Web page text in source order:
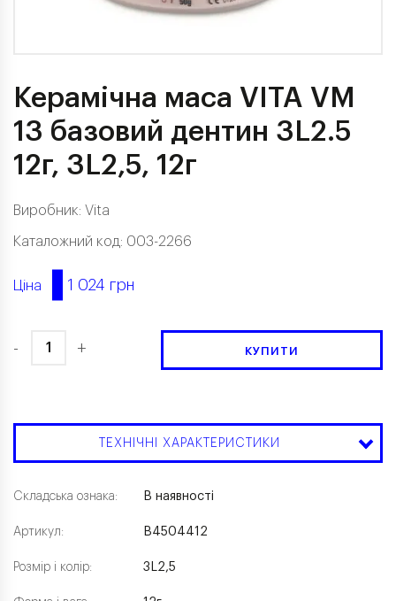
Керамічна маса VITA VM
13 базовий дентин 3L2.5
12г, 3L2,5, 12г
Виробник: Vita
Каталожний код: 003-2266
Ціна 1 024 грн
- + КУПИТИ
ТЕХНІЧНІ ХАРАКТЕРИСТИКИ
Складська ознака:
Артикул:
Розмір і колір:
В наявності
B4504412
3L2,5